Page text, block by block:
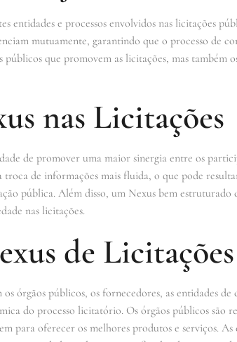
entidades e processos envolvidos nas licitações
mutuamente, garantindo que o processo de
que promovem as licitações, mas também
nas Licitações
de promover uma maior sinergia entre os
troca de informações mais fluida, o que pode
pública. Além disso, um Nexus bem
nas licitações.
de Licitações
órgãos públicos, os fornecedores, as entidades
do processo licitatório. Os órgãos públicos são
para oferecer os melhores produtos e serviços.